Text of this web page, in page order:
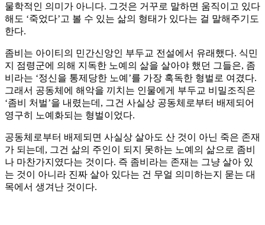
물학적인 의미가 아니다. 그것은 거꾸로 말하면 움직이고 있다
해도 ‘죽었다’고 볼 수 있는 삶의 형태가 있다는 걸 말해주기도
한다.
좀비는 아이티의 민간신앙인 부두교 전설에서 유래했다. 식민
지 점령군에 의해 지독한 노예의 삶을 살아야 했던 그들은, 좀
비라는 ‘정신을 통제당한 노예’를 가장 혹독한 형벌로 여겼다.
그래서 공동체에 해악을 끼치는 인물에게 부두교 비밀조직은
‘좀비 처벌’을 내렸는데, 그건 사실상 공동체로부터 배제되어
영구히 노예화되는 형벌이었다.
공동체로부터 배제되면 사실상 살아도 산 것이 아닌 죽은 존재
가 되는데, 그건 삶의 주인이 되지 못하는 노예의 삶으로 좀비
나 마찬가지였다는 것이다. 즉 좀비라는 존재는 그냥 살아 있
는 것이 아니라 진짜 살아 있다는 건 무얼 의미하는지 묻는 대
목에서 생겨난 것이다.